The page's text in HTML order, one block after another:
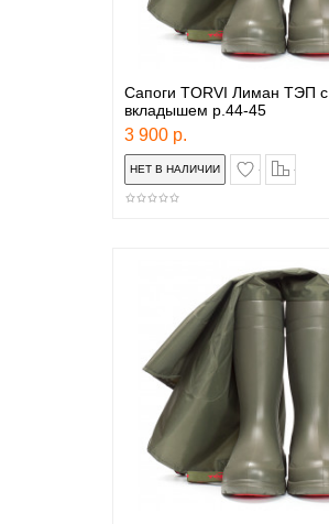
Сапоги TORVI Лиман ТЭП с
вкладышем р.44-45
3 900 р.
в закладки